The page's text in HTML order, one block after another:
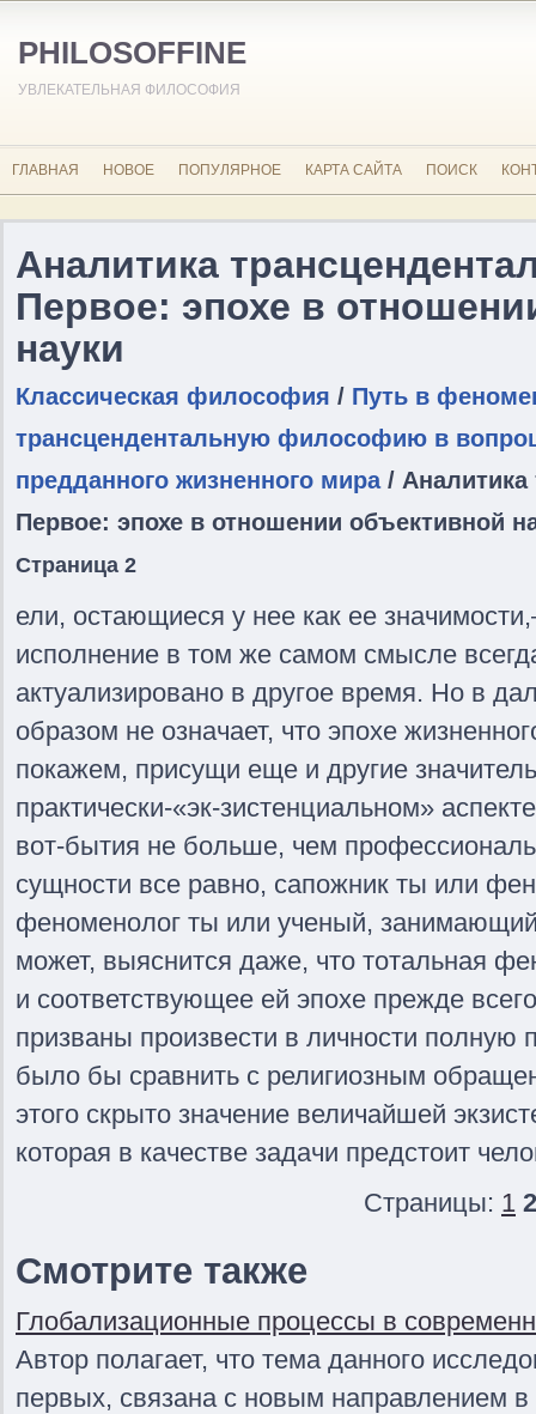
PHILOSOFFINE
УВЛЕКАТЕЛЬНАЯ ФИЛОСОФИЯ
ГЛАВНАЯ НОВОЕ ПОПУЛЯРНОЕ КАРТА САЙТА ПОИСК
Аналитика
Первое: эпохе в
науки
Классическая философия / Путь в
трансцендентальную философию в
предданного жизненного мира/ Аналитика
Первое: эпохе в отношении объективной
Страница 2
ели, остающиеся у нее как ее
исполнение в том же самом смысле
актуализировано в другое время. Но в
образом не означает, что эпохе
покажем, присущи еще и другие
практически-«эк-зистенциальном»
вот-бытия не больше, чем
сущности все равно, сапожник ты или
феноменолог ты или ученый,
может, выяснится даже, что тотальная
и соответствующее ей эпохе прежде
призваны произвести в личности полную
было бы сравнить с религиозным
этого скрыто значение величайшей
которая в качестве задачи предстоит
Страницы: 1 2
Смотрите также
Глобализационные процессы в
Автор полагает, что тема данного
первых, связана с новым направлением